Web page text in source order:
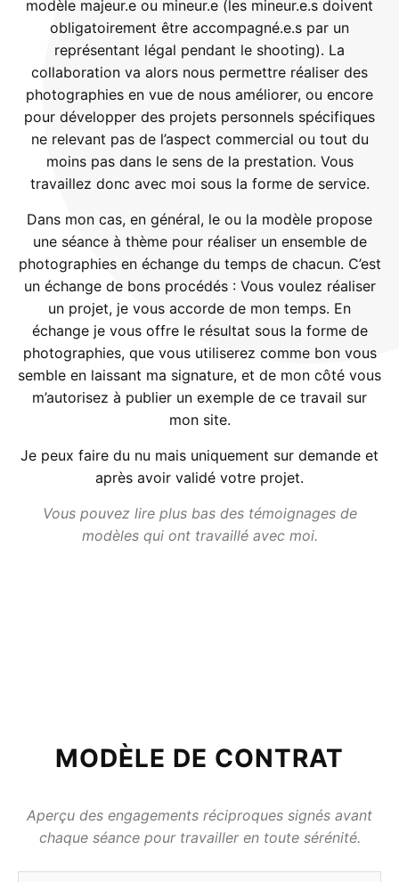
modèle majeur.e ou mineur.e (les mineur.e.s doivent
obligatoirement être accompagné.e.s par un
représentant légal pendant le shooting). La
collaboration va alors nous permettre réaliser des
photographies en vue de nous améliorer, ou encore
pour développer des projets personnels spécifiques
ne relevant pas de l’aspect commercial ou tout du
moins pas dans le sens de la prestation. Vous
travaillez donc avec moi sous la forme de service.
Dans mon cas, en général, le ou la modèle propose
une séance à thème pour réaliser un ensemble de
photographies en échange du temps de chacun. C’est
un échange de bons procédés : Vous voulez réaliser
un projet, je vous accorde de mon temps. En
échange je vous offre le résultat sous la forme de
photographies, que vous utiliserez comme bon vous
semble en laissant ma signature, et de mon côté vous
m’autorisez à publier un exemple de ce travail sur
mon site.
Je peux faire du nu mais uniquement sur demande et
après avoir validé votre projet.
Vous pouvez lire plus bas des témoignages de
modèles qui ont travaillé avec moi.
MODÈLE DE CONTRAT
Aperçu des engagements réciproques signés avant
chaque séance pour travailler en toute sérénité.